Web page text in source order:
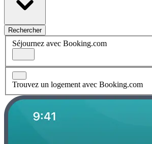
Rechercher
Séjournez avec Booking.com
Trouvez un logement avec Booking.com